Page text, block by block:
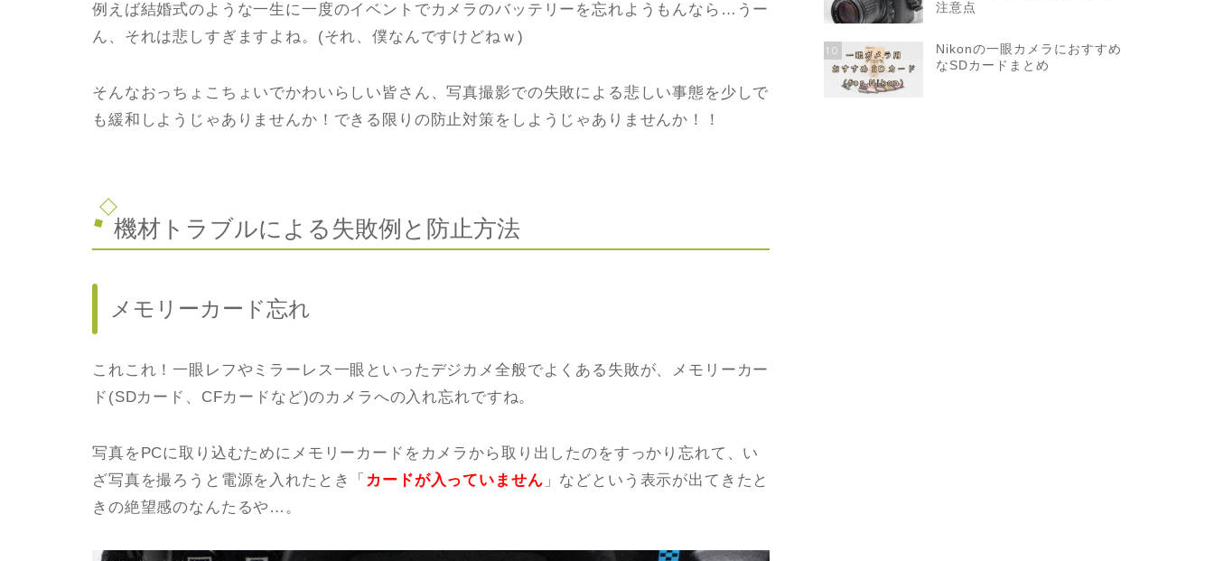
例えば結婚式のような一生に一度のイベントでカメラのバッテリーを忘れようもんなら…うー
ん、それは悲しすぎますよね。(それ、僕なんですけどねｗ)
そんなおっちょこちょいでかわいらしい皆さん、写真撮影での失敗による悲しい事態を少しで
も緩和しようじゃありませんか！できる限りの防止対策をしようじゃありませんか！！
機材トラブルによる失敗例と防止方法
メモリーカード忘れ
これこれ！一眼レフやミラーレス一眼といったデジカメ全般でよくある失敗が、メモリーカー
ド(SDカード、CFカードなど)のカメラへの入れ忘れですね。
写真をPCに取り込むためにメモリーカードをカメラから取り出したのをすっかり忘れて、い
ざ写真を撮ろうと電源を入れたとき「 カードが入っていません 」などという表示が出てきたと
きの絶望感のなんたるや…。
注意点
10
Nikonの一眼カメラにおすすめ
なSDカードまとめ